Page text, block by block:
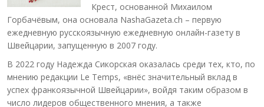
Крест, основанной Михаилом
Горбачёвым, она основала NashaGazeta.ch – первую
ежедневную русскоязычную ежедневную онлайн-газету в
Швейцарии, запущенную в 2007 году.
В 2022 году Надежда Сикорская оказалась среди тех, кто, по
мнению редакции Le Temps, «внёс значительный вклад в
успех франкоязычной Швейцарии», войдя таким образом в
число лидеров общественного мнения, а также